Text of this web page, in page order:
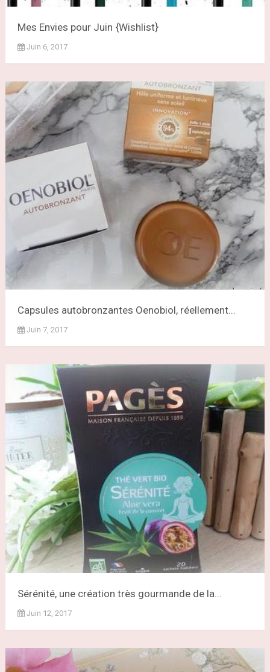
Mes Envies pour Juin {Wishlist}
Juin 6, 2017
Capsules autobronzantes Oenobiol, réellement...
Juin 7, 2017
Sérénité, une création très gourmande de la...
Juin 12, 2017